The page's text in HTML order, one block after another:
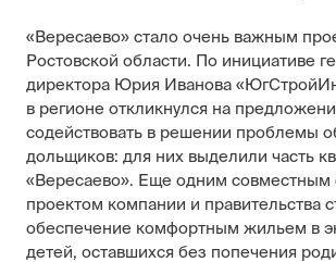
«Вересаево» стало очень важным
Ростовской области. По инициативе
директора Юрия Иванова
в регионе откликнулся на
содействовать в решении проблемы
дольщиков: для них выделили часть
«Вересаево». Еще одним совместным
проектом компании и правительства
обеспечение комфортным жильем в
детей, оставшихся без попечения